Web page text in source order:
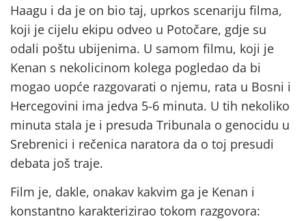
Haagu i da je on bio taj, uprkos scenariju filma,
koji je cijelu ekipu odveo u Potočare, gdje su
odali poštu ubijenima. U samom filmu, koji je
Kenan s nekolicinom kolega pogledao da bi
mogao uopće razgovarati o njemu, rata u Bosni i
Hercegovini ima jedva 5-6 minuta. U tih nekoliko
minuta stala je i presuda Tribunala o genocidu u
Srebrenici i rečenica naratora da o toj presudi
debata još traje.
Film je, dakle, onakav kakvim ga je Kenan i
konstantno karakterizirao tokom razgovora: